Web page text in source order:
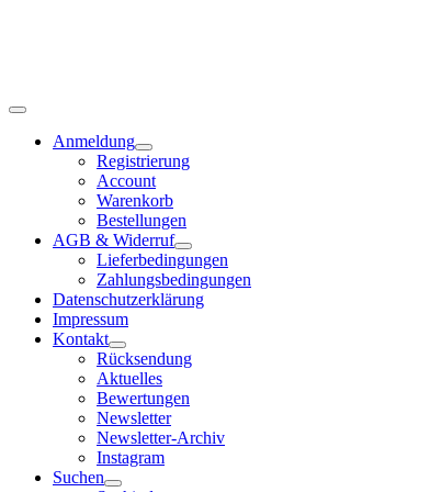
Anmeldung
Registrierung
Account
Warenkorb
Bestellungen
AGB & Widerruf
Lieferbedingungen
Zahlungsbedingungen
Datenschutzerklärung
Impressum
Kontakt
Rücksendung
Aktuelles
Bewertungen
Newsletter
Newsletter-Archiv
Instagram
Suchen